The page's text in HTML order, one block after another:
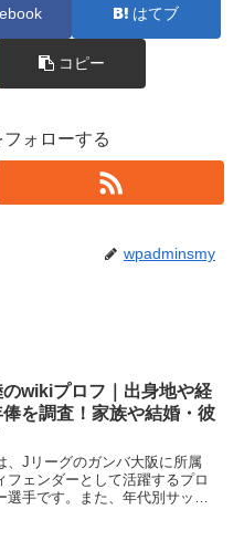
はてブ
コピー
ォローする
wpadminsmy
wikiプロフ｜出身地や経
俸を調査！家族や結婚・彼
、Jリーグのガンバ大阪に所属
フェンダーとして活躍するプロ
選手です。また、年代別サッカ